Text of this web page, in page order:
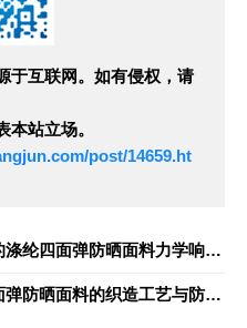
于互联网。如有侵权，请
站立场。
post/14659.ht
上一篇：英杰：面向运动场景的涤纶四面弹防晒面料力学响应与热湿舒适性优化
下一篇：英杰：高透气涤纶四面弹防晒面料的织造工艺与防晒功能一体化设计